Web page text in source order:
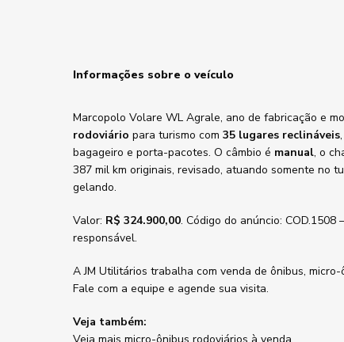
Informações sobre o veículo
Marcopolo Volare WL Agrale, ano de fabricação e
rodoviário para turismo com 35 lugares reclináveis
bagageiro e porta-pacotes. O câmbio é manual, o
387 mil km originais, revisado, atuando somente no
gelando.
Valor: R$ 324.900,00. Código do anúncio:
responsável.
A JM Utilitários trabalha com venda de ônibus,
Fale com a equipe e agende sua visita.
Veja também: